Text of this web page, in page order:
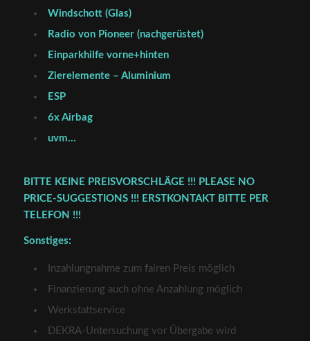
Windschott (Glas)
Radio von Pioneer (nachgerüstet)
Einparkhilfe vorne+hinten
Zierelemente – Aluminium
ESP
6x Airbag
uvm…
BITTE KEINE PREISVORSCHLÄGE !!! PLEASE NO
PRICE-SUGGESTIONS !!! ERSTKONTAKT BITTE PER
TELEFON !!!
Sonstiges:
Inzahlungnahme zum fairen Preis möglich
Finanzierung auch ohne Anzahlung möglich
Werkstattservice
DEKRA-Untersuchung vor Übergabe wird